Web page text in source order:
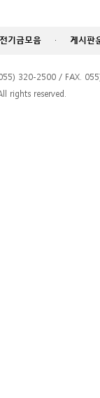
기금모음 · 게시판
320-2500 / FAX.
rights reserved.